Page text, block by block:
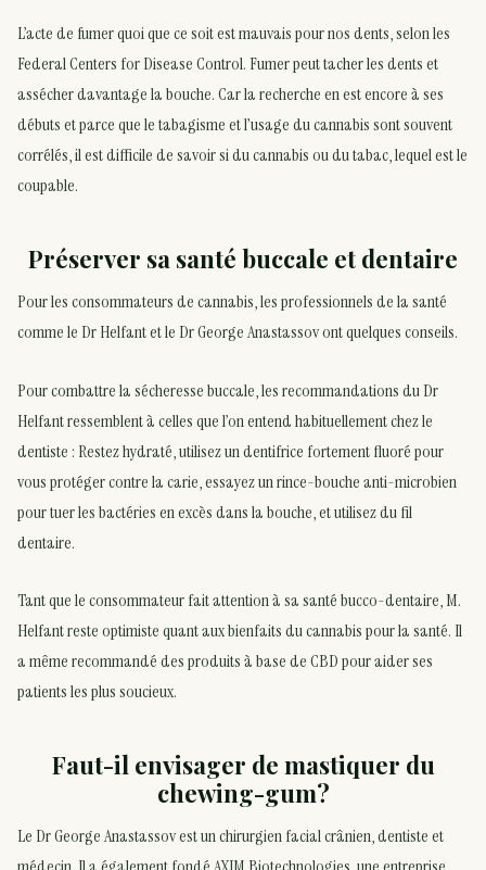
L’acte de fumer quoi que ce soit est mauvais pour nos dents, selon les
Federal Centers for Disease Control. Fumer peut tacher les dents et
assécher davantage la bouche. Car la recherche en est encore à ses
débuts et parce que le tabagisme et l’usage du cannabis sont souvent
corrélés, il est difficile de savoir si du cannabis ou du tabac, lequel est le
coupable.
Préserver sa santé buccale et dentaire
Pour les consommateurs de cannabis, les professionnels de la santé
comme le Dr Helfant et le Dr George Anastassov ont quelques conseils.
Pour combattre la sécheresse buccale, les recommandations du Dr
Helfant ressemblent à celles que l’on entend habituellement chez le
dentiste : Restez hydraté, utilisez un dentifrice fortement fluoré pour
vous protéger contre la carie, essayez un rince-bouche anti-microbien
pour tuer les bactéries en excès dans la bouche, et utilisez du fil
dentaire.
Tant que le consommateur fait attention à sa santé bucco-dentaire, M.
Helfant reste optimiste quant aux bienfaits du cannabis pour la santé. Il
a même recommandé des produits à base de CBD pour aider ses
patients les plus soucieux.
Faut-il envisager de mastiquer du
chewing-gum?
Le Dr George Anastassov est un chirurgien facial crânien, dentiste et